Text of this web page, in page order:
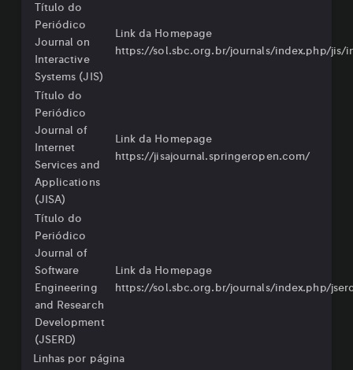
Título do
Periódico
Journal on
Interactive
Systems (JIS)
Link da Homepage
https://sol.sbc.org.br/journals/index.php/jis/
Título do
Periódico
Journal of
Internet
Services and
Applications
(JISA)
Link da Homepage
https://jisajournal.springeropen.com/
Título do
Periódico
Journal of
Software
Engineering
and Research
Development
(JSERD)
Link da Homepage
https://sol.sbc.org.br/journals/index.php/
Linhas por página